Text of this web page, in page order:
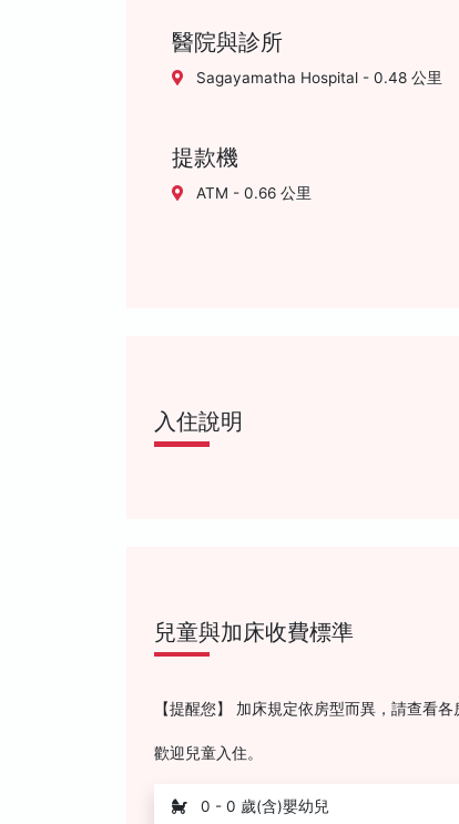
醫院與診所
Sagayamatha Hospital - 0.48 公里
提款機
ATM - 0.66 公里
入住說明
兒童與加床收費標準
【提醒您】 加床規定依房型而異，請查看
歡迎兒童入住。
0 - 0 歲(含)嬰幼兒